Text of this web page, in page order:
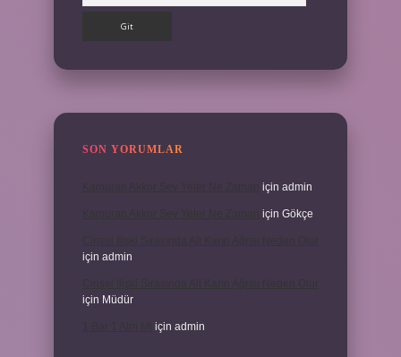
SON YORUMLAR
için admin
için Gökçe
için admin
için Müdür
için admin